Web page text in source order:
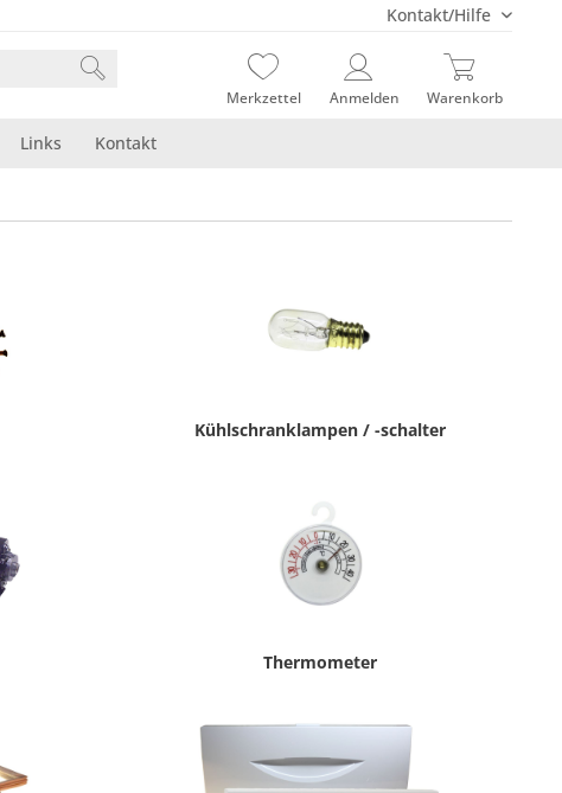
Kontakt/Hilfe
Merkzettel Anmelden Warenkorb
Links Kontakt
Kühlschranklampen / -schalter
Thermometer